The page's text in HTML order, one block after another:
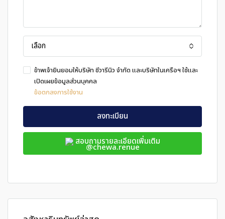
เลือก
ข้าพเจ้ายินยอมให้บริษัท ชีวารีนิว จำกัด และบริษัทในเครือฯ ใช้และ
เปิดเผยข้อมูลส่วนบุคคล
ข้อตกลงการใช้งาน
ลงทะเบียน
สอบถามรายละเอียดเพิ่มเติม
@chewa.renue